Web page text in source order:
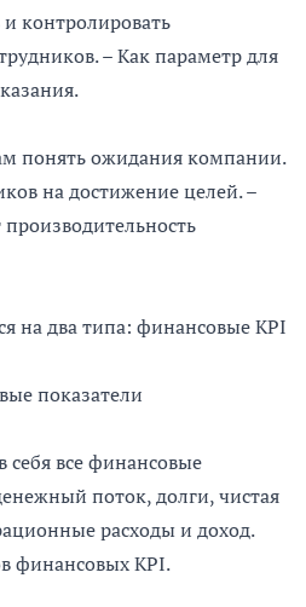
контролировать
– Как параметр для
понять ожидания компании.
на достижение целей. –
на два типа: финансовые KPI
показатели
себя все финансовые
поток, долги, чистая
расходы и доход.
финансовых KPI.